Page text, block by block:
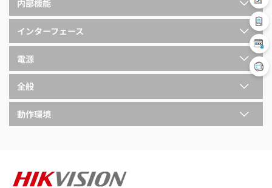
内部機能
インターフェース
電源
全般
動作環境